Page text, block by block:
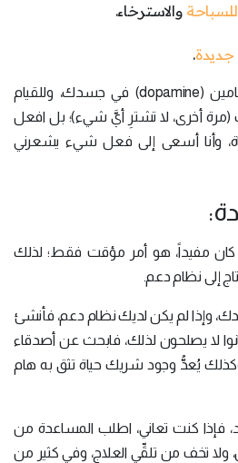
للسباحة والاسترخاء.
جديدة.
عليك زيادة إفراز مادة الدوبامين (dopamine) في جسدك، وللقيام
أخرى، لا تشترِ أيَّ شيء)؛ بل افعل
وأنا أسعى إلى فعل شيء يشعرني
كان مفيداً، هو أمر مؤقت فقط؛ لذلك
إلى نظام دعم.
وإذا لم يكن لديك نظام دعم، فأنشئ
كانوا لا يصلحون لذلك، فابحث عن أصدقاء
يُعدُّ وجود شريك حياة تثق به هام
فإذا كنت تعاني، اطلب المساعدة من
ولا تخف من تلقِّي العلاج، وفي كثير من